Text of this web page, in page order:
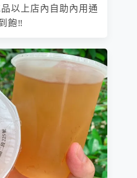
以上店內自助內用通
飽‼️